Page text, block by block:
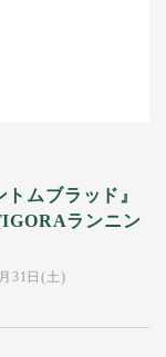
ムブラッド』
ランニン
31日(土)